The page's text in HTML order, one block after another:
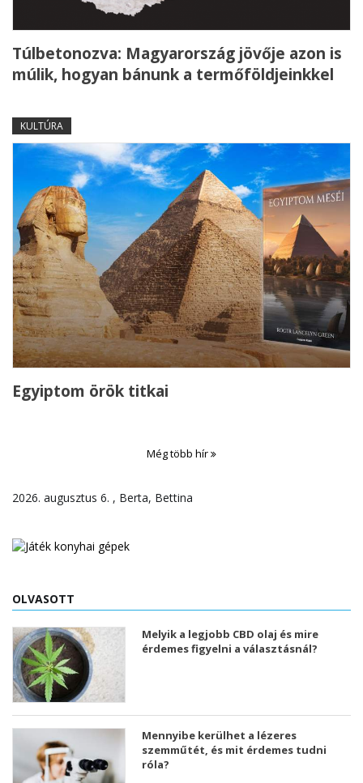
Túlbetonozva: Magyarország jövője azon is
múlik, hogyan bánunk a termőföldjeinkkel
KULTÚRA
Egyiptom örök titkai
Még több hír
2026. augusztus 6. , Berta, Bettina
OLVASOTT
Melyik a legjobb CBD olaj és mire
érdemes figyelni a választásnál?
Mennyibe kerülhet a lézeres
szemműtét, és mit érdemes tudni
róla?